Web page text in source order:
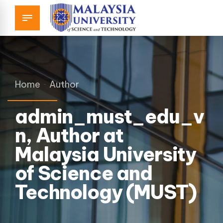
Home Author
admin_must_edu_v
n, Author at
Malaysia University
of Science and
Technology (MUST)